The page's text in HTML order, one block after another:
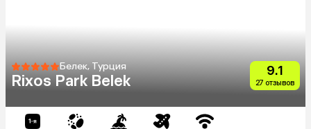
Белек, Турция
Rixos Park Belek
9.1
27 отзывов